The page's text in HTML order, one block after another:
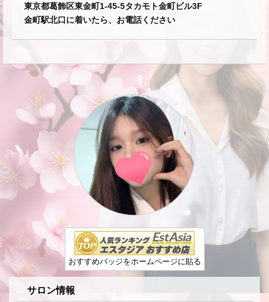
東京都葛飾区東金町1-45-5タカモト金町ビル3F
金町駅北口に着いたら、お電話ください
おすすめバッジをホームページに貼る
サロン情報